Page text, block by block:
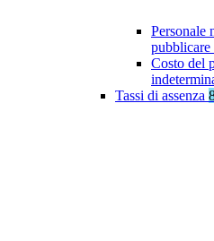
Personale
Costo del
Tassi di assenza